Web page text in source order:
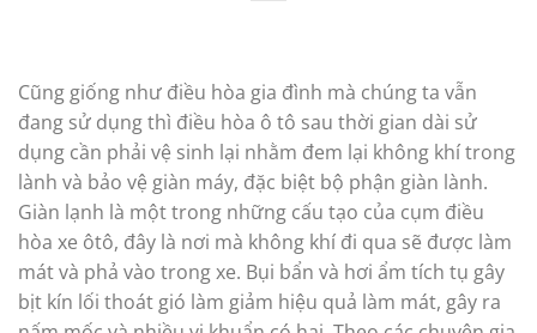
Cũng giống như điều hòa gia đình mà chúng ta vẫn
đang sử dụng thì điều hòa ô tô sau thời gian dài sử
dụng cần phải vệ sinh lại nhằm đem lại không khí trong
lành và bảo vệ giàn máy, đặc biệt bộ phận giàn lành.
Giàn lạnh là một trong những cấu tạo của cụm điều
hòa xe ôtô, đây là nơi mà không khí đi qua sẽ được làm
mát và phả vào trong xe. Bụi bẩn và hơi ẩm tích tụ gây
bịt kín lối thoát gió làm giảm hiệu quả làm mát, gây ra